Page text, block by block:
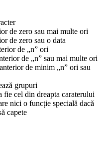
de zero sau mai multe ori
de zero sau o data
de „n” ori
de „n” sau mai multe ori
de minim „n” ori sau
grupuri
fie cel din dreapta caraterului
nici o funcție specială dacă
capete